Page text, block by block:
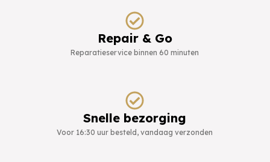
Repair & Go
Reparatieservice binnen 60 minuten
Snelle bezorging
Voor 16:30 uur besteld, vandaag verzonden